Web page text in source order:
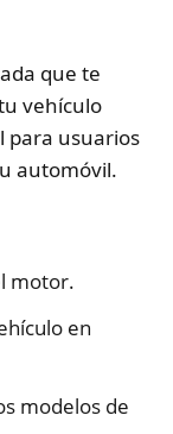
que te
vehículo
para usuarios
automóvil.
motor.
en
modelos de